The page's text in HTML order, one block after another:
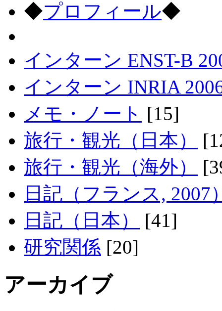
◆プロフィール◆
インターン ENST-B
インターン INRIA
メモ・ノート [15]
旅行・観光（日本）
旅行・観光（海外）
日記（フランス, 2007
日記（日本）
[41]
研究関係 [20]
アーカイブ